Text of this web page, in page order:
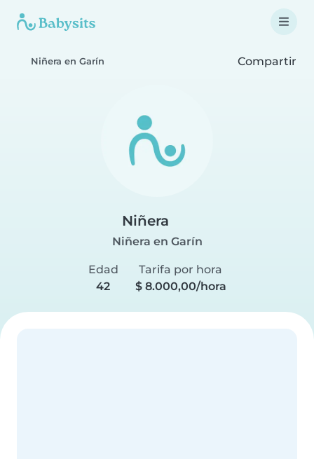
Niñera en Garín Compartir
Niñera
Niñera en Garín
Edad
42
Tarifa por hora
$ 8.000,00/hora